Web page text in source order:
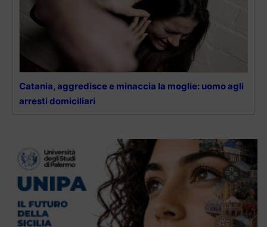
Catania, aggredisce e minaccia la moglie: uomo agli
arresti domiciliari